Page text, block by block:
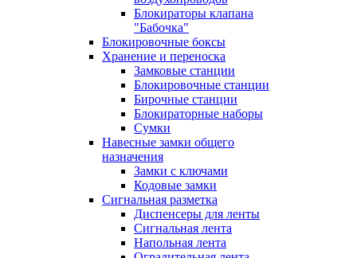
Блокираторы клапана
"Бабочка"
Блокировочные боксы
Хранение и переноска
Замковые станции
Блокировочные станции
Бирочные станции
Блокираторные наборы
Сумки
Навесные замки общего
назначения
Замки с ключами
Кодовые замки
Сигнальная разметка
Диспенсеры для ленты
Сигнальная лента
Напольная лента